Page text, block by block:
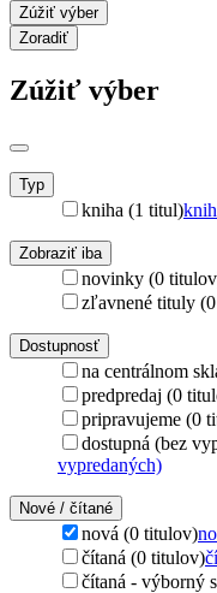
Zúžiť výber
Zoradiť
Zúžiť výber
Typ
kniha (1 titul)
Zobraziť iba
novinky (0
zľavnené tituly
Dostupnosť
na centrálnom
predpredaj (0
pripravujeme (0
dostupná (bez
vypredaných)
Nové / čítané
nová (0 titulov)
čítaná (0 titulov)
čítaná - výborný